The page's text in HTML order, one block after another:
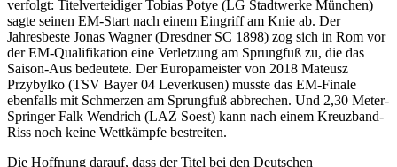
verfolgt: Titelverteidiger Tobias Potye (LG Stadtwerke München)
sagte seinen EM-Start nach einem Eingriff am Knie ab. Der
Jahresbeste Jonas Wagner (Dresdner SC 1898) zog sich in Rom vor
der EM-Qualifikation eine Verletzung am Sprungfuß zu, die das
Saison-Aus bedeutete. Der Europameister von 2018 Mateusz
Przybylko (TSV Bayer 04 Leverkusen) musste das EM-Finale
ebenfalls mit Schmerzen am Sprungfuß abbrechen. Und 2,30 Meter-
Springer Falk Wendrich (LAZ Soest) kann nach einem Kreuzband-
Riss noch keine Wettkämpfe bestreiten.
Die Hoffnung darauf, dass der Titel bei den Deutschen